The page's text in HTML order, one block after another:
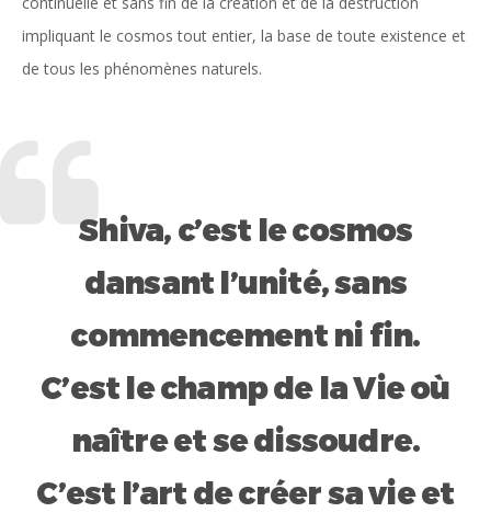
impliquant le cosmos tout entier, la base de toute existence et
de tous les phénomènes naturels.
Shiva, c’est le cosmos
dansant l’unité, sans
commencement ni fin.
C’est le champ de la Vie où
naître et se dissoudre.
C’est l’art de créer sa vie et